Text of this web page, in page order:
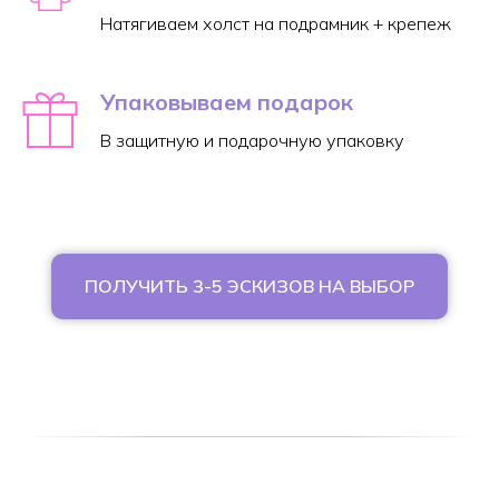
Натягиваем холст на подрамник + крепеж
Упаковываем подарок
В защитную и подарочную упаковку
ПОЛУЧИТЬ 3-5 ЭСКИЗОВ НА ВЫБОР